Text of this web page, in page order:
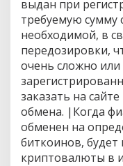
выдан при
требуемую сумму
необходимой, в
передозировки,
очень сложно
заказать на
обмена. |Когда
обменен на
биткоинов,
криптовалюты в